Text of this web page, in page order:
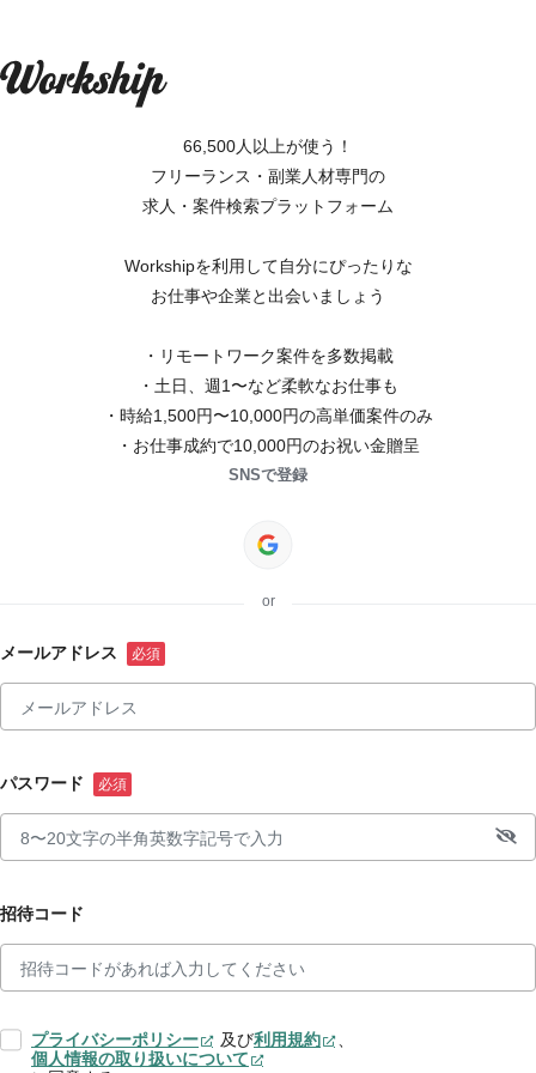
66,500人以上が使う！
フリーランス・副業人材専門の
求人・案件検索プラットフォーム
Workshipを利用して自分にぴったりな
お仕事や企業と出会いましょう
・リモートワーク案件を多数掲載
・土日、週1〜など柔軟なお仕事も
・時給1,500円〜10,000円の高単価案件のみ
・お仕事成約で10,000円のお祝い金贈呈
SNSで登録
or
メールアドレス
パスワード
招待コード
プライバシーポリシー 及び利用規約
、
個人情報の取り扱いについて